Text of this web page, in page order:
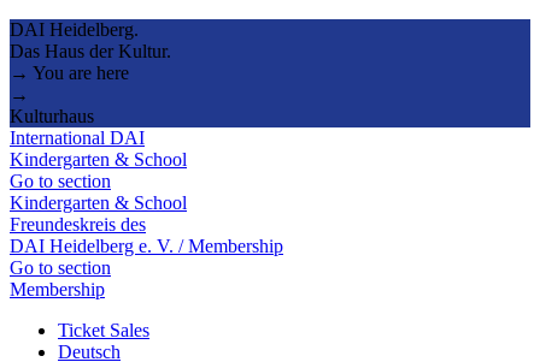
DAI Heidelberg.
Das Haus der Kultur.
→ You are here
→
Kulturhaus
International DAI
Kindergarten & School
Go to section
Kindergarten & School
Freundeskreis des
DAI Heidelberg e. V. / Membership
Go to section
Membership
Ticket Sales
Deutsch